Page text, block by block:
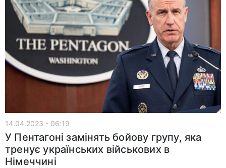
14.04.2023 - 06:19
У Пентагоні замінять бойову групу, яка
тренує українських військових в
Німеччині